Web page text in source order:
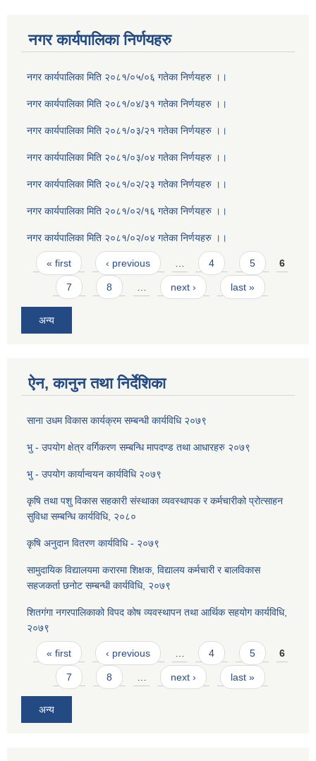
नगर कार्यपालिका निर्णयहरु
नगर कार्यपालिका मिति २०८१/०५/०६ गतेका निर्णयहरु ।।
नगर कार्यपालिका मिति २०८१/०४/३१ गतेका निर्णयहरु ।।
नगर कार्यपालिका मिति २०८१/०३/२१ गतेका निर्णयहरु ।।
नगर कार्यपालिका मिति २०८१/०३/०४ गतेका निर्णयहरु ।।
नगर कार्यपालिका मिति २०८१/०२/२३ गतेका निर्णयहरु ।।
नगर कार्यपालिका मिति २०८१/०२/१६ गतेका निर्णयहरु ।।
नगर कार्यपालिका मिति २०८१/०२/०४ गतेका निर्णयहरु ।।
Pages
« first ‹ previous … 4 5 6
7 8 … next › last »
अन्य
ऐन, कानुन तथा निर्देशिका
साना उधम विकास कार्यक्रम सम्बन्धी कार्यविधि २०७९
भु - उपयोग क्षेत्र वर्गिकरण सम्बन्धि मापदण्ड तथा आधारहरु २०७९
भु - उपयोग कार्यान्वयन कार्यविधि २०७९
कृषि तथा पशु विकास सहकारी संस्थाका व्यवस्थापक र कर्मचारीको प्रोत्साहन
सुविधा सम्बन्धि कार्यविधि, २०८०
कृषि अनुदान वितरण कार्यविधि - २०७९
सामुदायिक विद्यालयमा करारमा शिक्षक, विद्यालय कर्मचारी र बालविकास
सहजकर्ता छनोट सम्बन्धी कार्यविधि, २०७९
शितगंगा नगरपालिकाको विपद कोष व्यवस्थापन तथा आर्थिक सहयोग कार्यविधि,
२०७९
Pages
« first ‹ previous 4 5 6
7 8 next › last »
अन्य